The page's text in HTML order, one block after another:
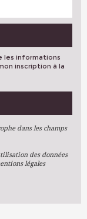
les informations
inscription à la
dans les champs
des données
légales